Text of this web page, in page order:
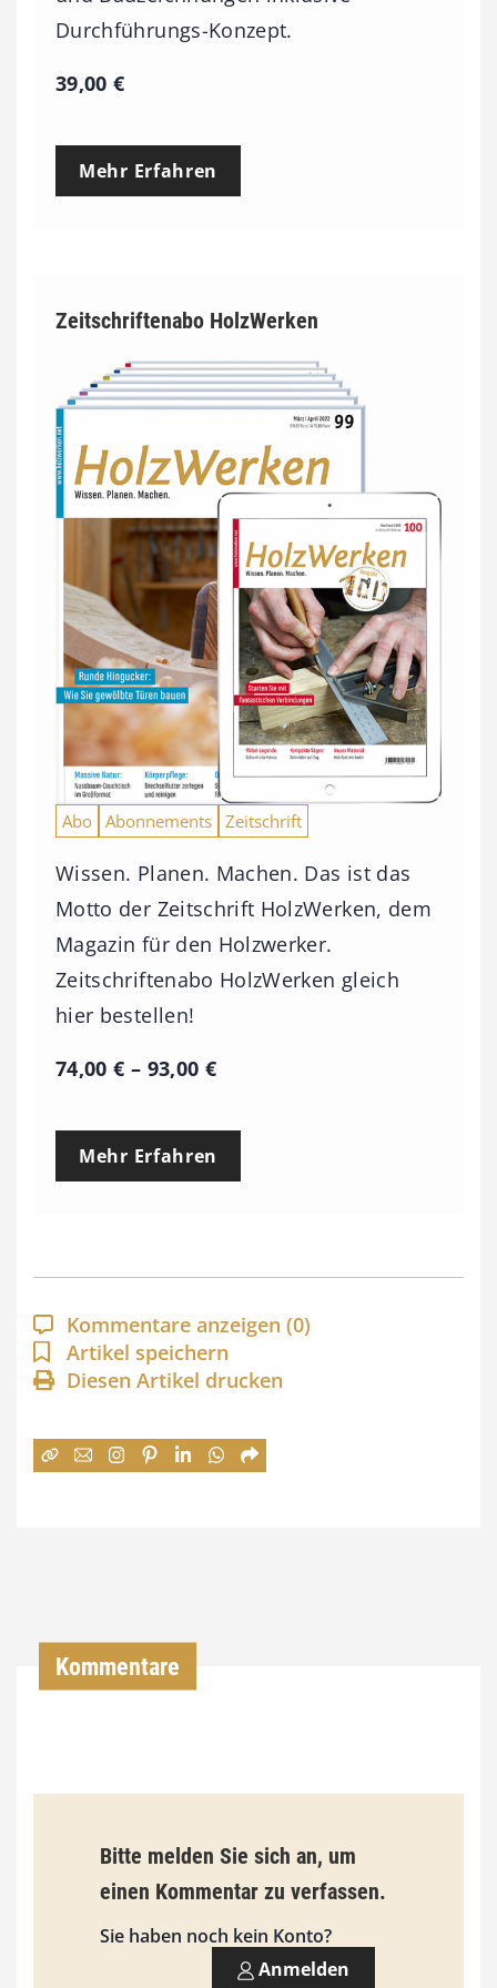
Durchführungs-Konzept.
39,00€
Mehr Erfahren
Zeitschriftenabo HolzWerken
Abo Abonnements Zeitschrift
Wissen. Planen. Machen. Das ist das
Motto der Zeitschrift HolzWerken, dem
Magazin für den Holzwerker.
Zeitschriftenabo HolzWerken gleich
hier bestellen!
74,00€ – 93,00 €P
e
p
a
n
n
:
9
3
0
Mehr Erfahren
Kommentare anzeigen (0)
Artikel speichern
Diesen Artikel drucken
Kommentare
Bitte melden Sie sich an, um
einen Kommentar zu verfassen.
Sie haben noch kein Konto?
Anmelden